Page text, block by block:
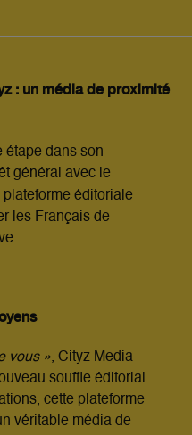
: un média de proximité
étape dans son
général avec le
plateforme éditoriale
les Français de
vous », Cityz Media
souffle éditorial.
cette plateforme
véritable média de